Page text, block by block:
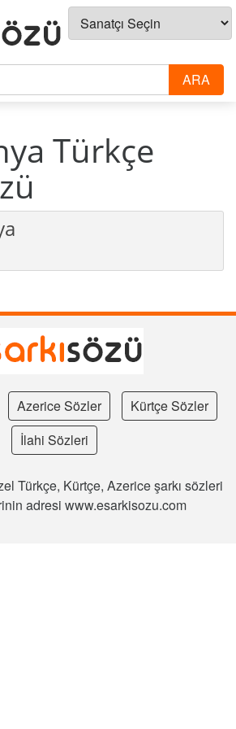
Türkçe
Azerice Sözler
Kürtçe Sözler
İlahi Sözleri
Türkçe, Kürtçe, Azerice şarkı sözleri
adresi www.esarkisozu.com